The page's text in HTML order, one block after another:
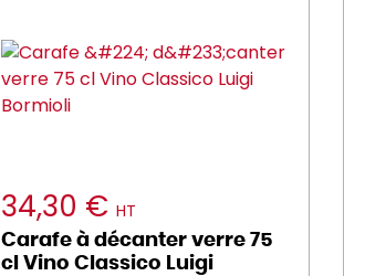
34,30 € HT
Carafe à décanter verre 75
cl Vino Classico Luigi